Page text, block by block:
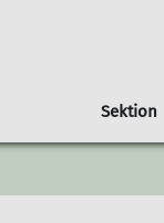
Sektion